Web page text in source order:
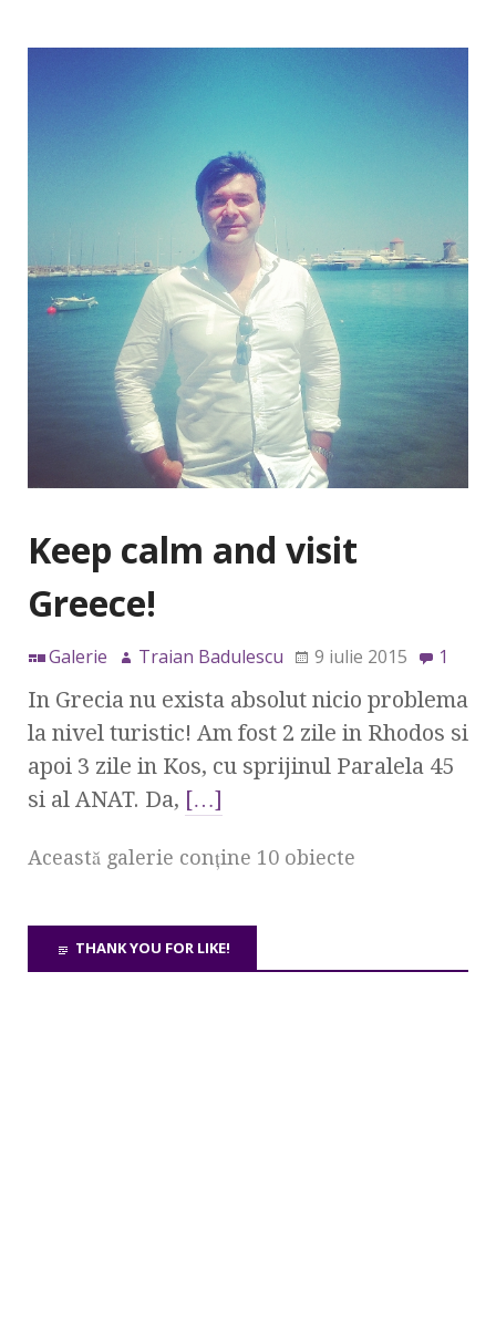
Keep calm and visit
Greece!
Galerie Traian Badulescu 9 iulie 2015 1
In Grecia nu exista absolut nicio problema
la nivel turistic! Am fost 2 zile in Rhodos si
apoi 3 zile in Kos, cu sprijinul Paralela 45
si al ANAT. Da, […]
Această galerie conţine 10 obiecte
THANK YOU FOR LIKE!